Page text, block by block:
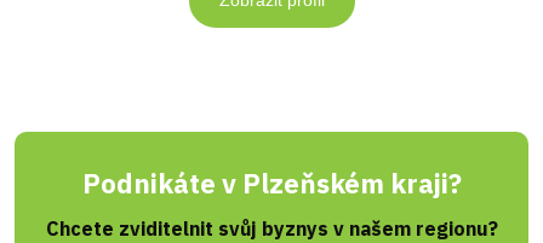
Podnikáte v Plzeňském kraji?
Chcete zviditelnit svůj byznys v našem regionu?